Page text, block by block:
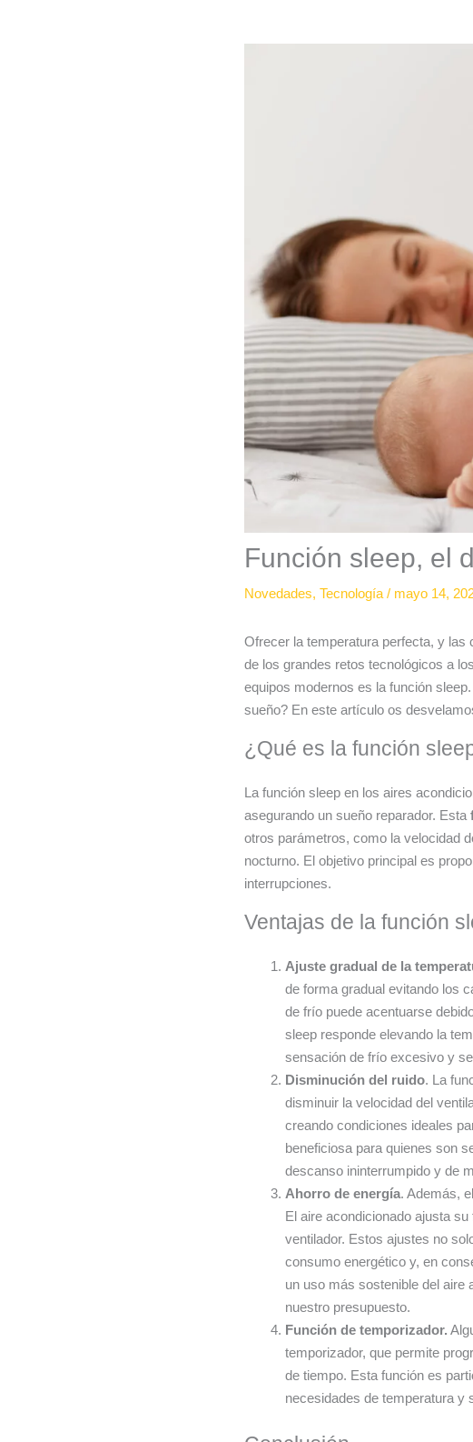
Función sleep, el
Novedades, Tecnología/ mayo 14,
Ofrecer la temperatura perfecta, y
de los grandes retos tecnológicos a
equipos modernos es la función
sueño? En este artículo os
¿Qué es la función
La función sleep en los aires
asegurando un sueño reparador. Esta
otros parámetros, como la velocidad
nocturno. El objetivo principal es
interrupciones.
Ventajas de la función
Ajuste gradual de la
de forma gradual evitando los
de frío puede acentuarse
sleep responde elevando la
sensación de frío excesivo y
Disminución del ruido. La
disminuir la velocidad del
creando condiciones ideales
beneficiosa para quienes son
descanso ininterrumpido y de
Ahorro de energía. Además,
El aire acondicionado ajusta
ventilador. Estos ajustes no
consumo energético y, en
un uso más sostenible del aire
nuestro presupuesto.
Función de temporizador.
temporizador, que permite
de tiempo. Esta función es
necesidades de temperatura y